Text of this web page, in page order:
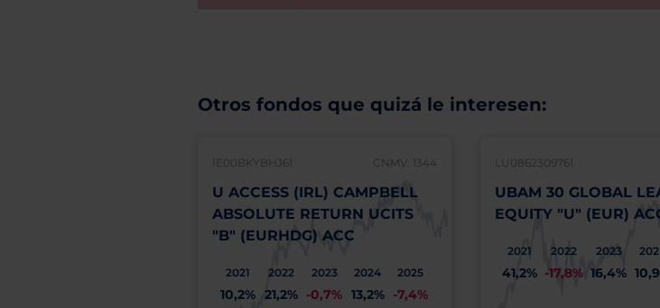
Otros fondos que quizá le interesen:
IE00BKYBHJ61 CNMV: 1344
U ACCESS (IRL) CAMPBELL
ABSOLUTE RETURN UCITS
"B" (EURHDG) ACC
2021
10,2%
2022
21,2%
2023
-0,7%
2024
13,2%
2025
-7,4%
LU0862309761
UBAM 30 GLOBAL
EQUITY "U" (EUR)
2021
41,2%
2022
-17,8%
2023
16,4%